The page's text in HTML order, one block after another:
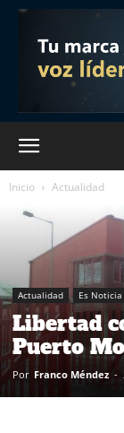
Inicio Actualidad
Actualidad Es Noticia
Libertad
Puerto
Por Franco Méndez -